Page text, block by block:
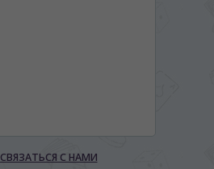
СВЯЗАТЬСЯ С НАМИ